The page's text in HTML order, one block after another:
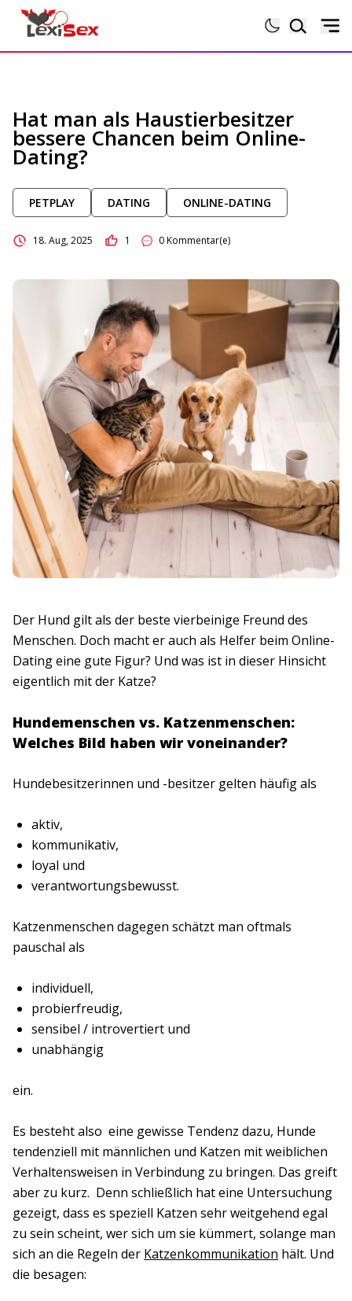
Lexikon
Testberichte
Sexgeschichten
Sextoytests
Hat man als Haustierbesitzer
bessere Chancen beim Online-
Dating?
PETPLAY DATING ONLINE-DATING
18. Aug, 2025 1 0 Kommentar(e)
Der Hund gilt als der beste vierbeinige Freund des
Menschen. Doch macht er auch als Helfer beim Online-
Dating eine gute Figur? Und was ist in dieser Hinsicht
eigentlich mit der Katze?
Hundemenschen vs. Katzenmenschen:
Welches Bild haben wir voneinander?
Hundebesitzerinnen und -besitzer gelten häufig als
aktiv,
kommunikativ,
loyal und
verantwortungsbewusst.
Katzenmenschen dagegen schätzt man oftmals
pauschal als
individuell,
probierfreudig,
sensibel / introvertiert und
unabhängig
ein.
Es besteht also eine gewisse Tendenz dazu, Hunde
tendenziell mit männlichen und Katzen mit weiblichen
Verhaltensweisen in Verbindung zu bringen. Das greift
aber zu kurz. Denn schließlich hat eine Untersuchung
gezeigt, dass es speziell Katzen sehr weitgehend egal
zu sein scheint, wer sich um sie kümmert, solange man
sich an die Regeln der Katzenkommunikation hält. Und
die besagen: